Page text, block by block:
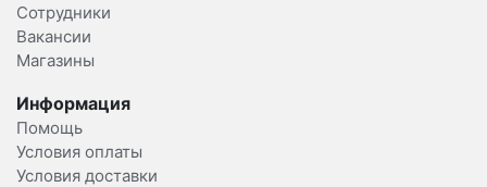
Сотрудники
Вакансии
Магазины
Информация
Помощь
Условия оплаты
Условия доставки